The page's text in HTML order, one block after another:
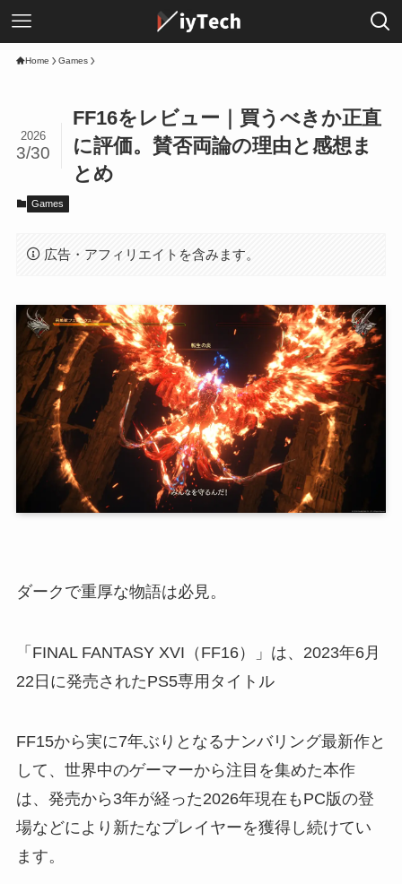
Home Games
FF16をレビュー｜買うべきか正直
に評価。賛否両論の理由と感想ま
とめ
2026
3/30
Games
広告・アフィリエイトを含みます。
ダークで重厚な物語は必見。
「FINAL FANTASY XVI（FF16）」は、2023年6月
22日に発売されたPS5専用タイトル
FF15から実に7年ぶりとなるナンバリング最新作と
して、世界中のゲーマーから注目を集めた本作
は、発売から3年が経った2026年現在もPC版の登
場などにより新たなプレイヤーを獲得し続けてい
ます。